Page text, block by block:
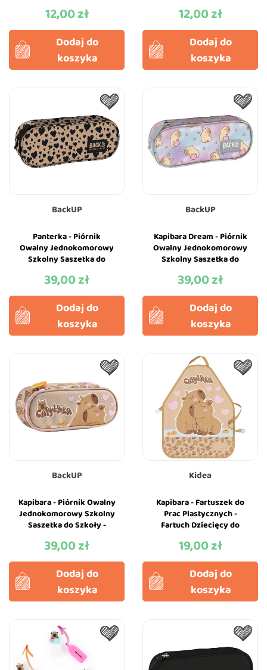
Cena
12,00 zł
Dodaj do
koszyka
Cena
12,00 zł
Dodaj do
koszyka
BackUP
Panterka - Piórnik
Owalny Jednokomorowy
Szkolny Saszetka do
Cena
39,00 zł
Dodaj do
koszyka
BackUP
Kapibara Dream - Piórnik
Owalny Jednokomorowy
Szkolny Saszetka do
Cena
39,00 zł
Dodaj do
koszyka
BackUP
Kapibara - Piórnik Owalny
Jednokomorowy Szkolny
Saszetka do Szkoły -
Cena
39,00 zł
Dodaj do
koszyka
Kidea
Kapibara - Fartuszek do
Prac Plastycznych -
Fartuch Dziecięcy do
Cena
19,00 zł
Dodaj do
koszyka